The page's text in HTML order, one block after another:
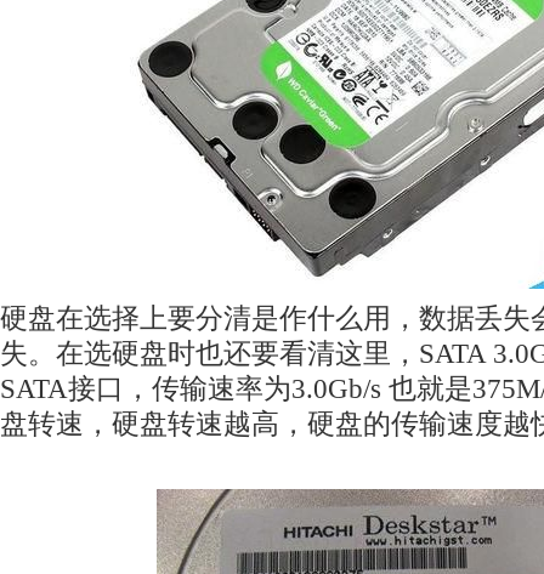
硬盘在选择上要分清是作什么用，数据丢失
失。在选硬盘时也还要看清这里，SATA
SATA接口，传输速率为3.0Gb/s 也就是
盘转速，硬盘转速越高，硬盘的传输速度越